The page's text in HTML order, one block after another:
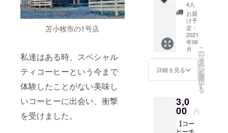
苫小牧市の1号店
私達はある時、スペシャル
ティコーヒーという今まで
体験したことがない美味し
いコーヒーに出会い、衝撃
を受けました。
焙煎・
厳選し
た100g
× 3種類
のコー
ヒー豆
をお届
けしま
す
4人
お届
け予
定：
2021
年06
月
詳細を見る
こ
の
リ
タ
ー
ン
を
選
択
す
る
3,0
00 円
【コー